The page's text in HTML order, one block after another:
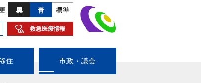
救急医療情報
住 市政・議会